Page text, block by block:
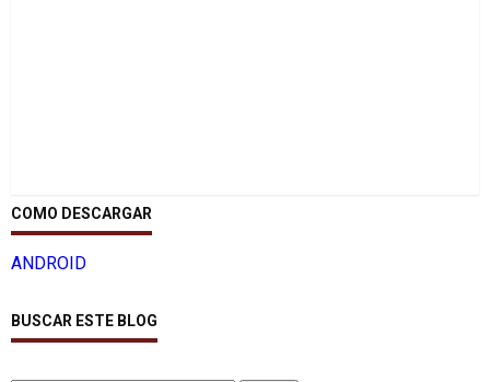
COMO DESCARGAR
ANDROID
BUSCAR ESTE BLOG